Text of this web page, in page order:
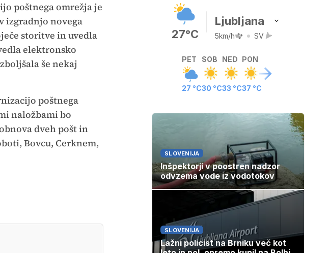
poštnega omrežja je
izgradnjo novega
storitve in uvedla
elektronsko
še nekaj
poštnega
naložbami bo
dveh pošt in
Bovcu, Cerknem,
27°C
Ljubljana
5km/h SV
PET
27 °C
SOB
30 °C
NED
33 °C
PON
37 °C
SLOVENIJA
Inšpektorji v poostren nadzor
odvzema vode iz vodotokov
SLOVENIJA
Lažni policist na Brniku več kot